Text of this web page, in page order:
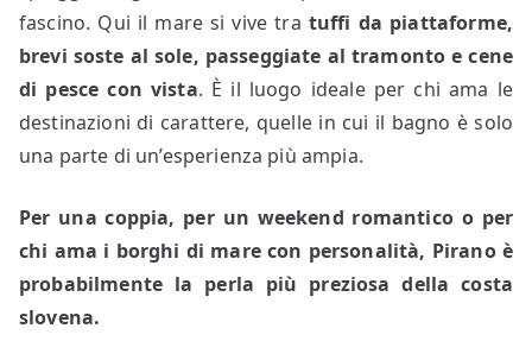
fascino. Qui il mare si vive tra tuffi da piattaforme,
brevi soste al sole, passeggiate al tramonto e cene
di pesce con vista. È il luogo ideale per chi ama le
destinazioni di carattere, quelle in cui il bagno è solo
una parte di un’esperienza più ampia.
Per una coppia, per un weekend romantico o per
chi ama i borghi di mare con personalità, Pirano è
probabilmente la perla più preziosa della costa
slovena.